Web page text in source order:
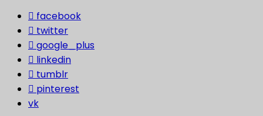
facebook
twitter
google_plus
linkedin
tumblr
pinterest
vk